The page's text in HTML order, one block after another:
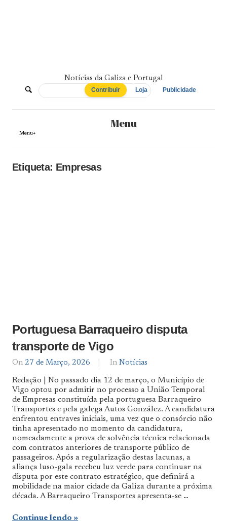
De
Norte
a
Sul
Notícias da Galiza e Portugal
Contribuir Loja Publicidade
Menu
Menu+
Etiqueta: Empresas
Portuguesa Barraqueiro disputa
transporte de Vigo
On 27 de Março, 2026
By
De
Norte
a
Sul
In Notícias
Redação | No passado dia 12 de março, o Município de
Vigo optou por admitir no processo a União Temporal
de Empresas constituída pela portuguesa Barraqueiro
Transportes e pela galega Autos González. A candidatura
enfrentou entraves iniciais, uma vez que o consórcio não
tinha apresentado no momento da candidatura,
nomeadamente a prova de solvência técnica relacionada
com contratos anteriores de transporte público de
passageiros. Após a regularização destas lacunas, a
aliança luso-gala recebeu luz verde para continuar na
disputa por este contrato estratégico, que definirá a
mobilidade na maior cidade da Galiza durante a próxima
década. A Barraqueiro Transportes apresenta-se …
Continue lendo